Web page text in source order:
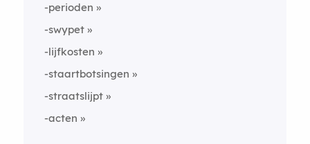
-perioden
-swypet
-lijfkosten
-staartbotsingen
-straatslijpt
-acten